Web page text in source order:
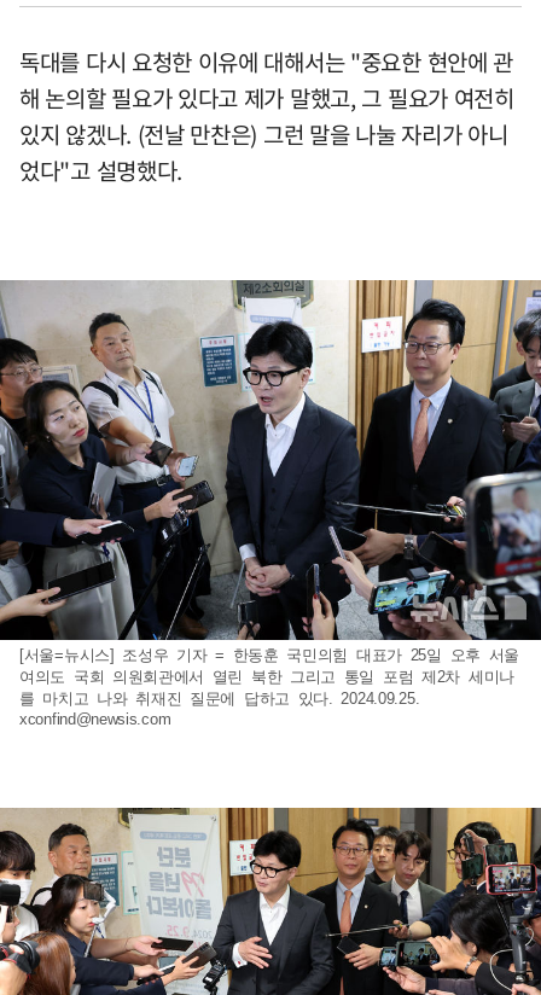
독대를 다시 요청한 이유에 대해서는 "중요한 현안에 관
해 논의할 필요가 있다고 제가 말했고, 그 필요가 여전히
있지 않겠나. (전날 만찬은) 그런 말을 나눌 자리가 아니
었다"고 설명했다.
[서울=뉴시스] 조성우 기자 = 한동훈 국민의힘 대표가 25일 오후 서울
여의도 국회 의원회관에서 열린 북한 그리고 통일 포럼 제2차 세미나
를 마치고 나와 취재진 질문에 답하고 있다. 2024.09.25.
xconfind@newsis.com